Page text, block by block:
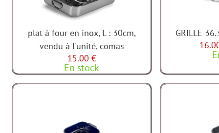
plat à four en inox, L : 30cm,
vendu à l'unité, comas
15.00 €
En stock
GRILLE